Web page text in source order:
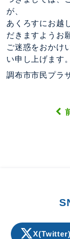
が、
あくろすにお越
だきますようお
ご迷惑をおかけ
い申し上げます。
調布市市民プ
X(Twitter)